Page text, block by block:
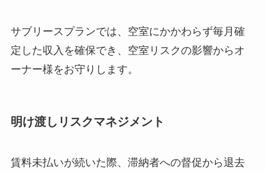
サブリースプランでは、空室にかかわらず毎月確
定した収入を確保でき、空室リスクの影響からオ
ーナー様をお守りします。
明け渡しリスクマネジメント
賃料未払いが続いた際、滞納者への督促から退去